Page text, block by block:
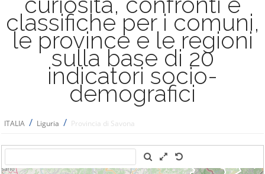
classifiche per i comuni,
le province e le regioni
sulla base di 20
indicatori socio-
demografici
ITALIA / Liguria / Provincia di Savona